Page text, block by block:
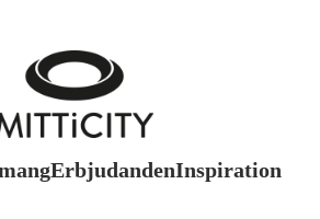
ErbjudandenInspiration